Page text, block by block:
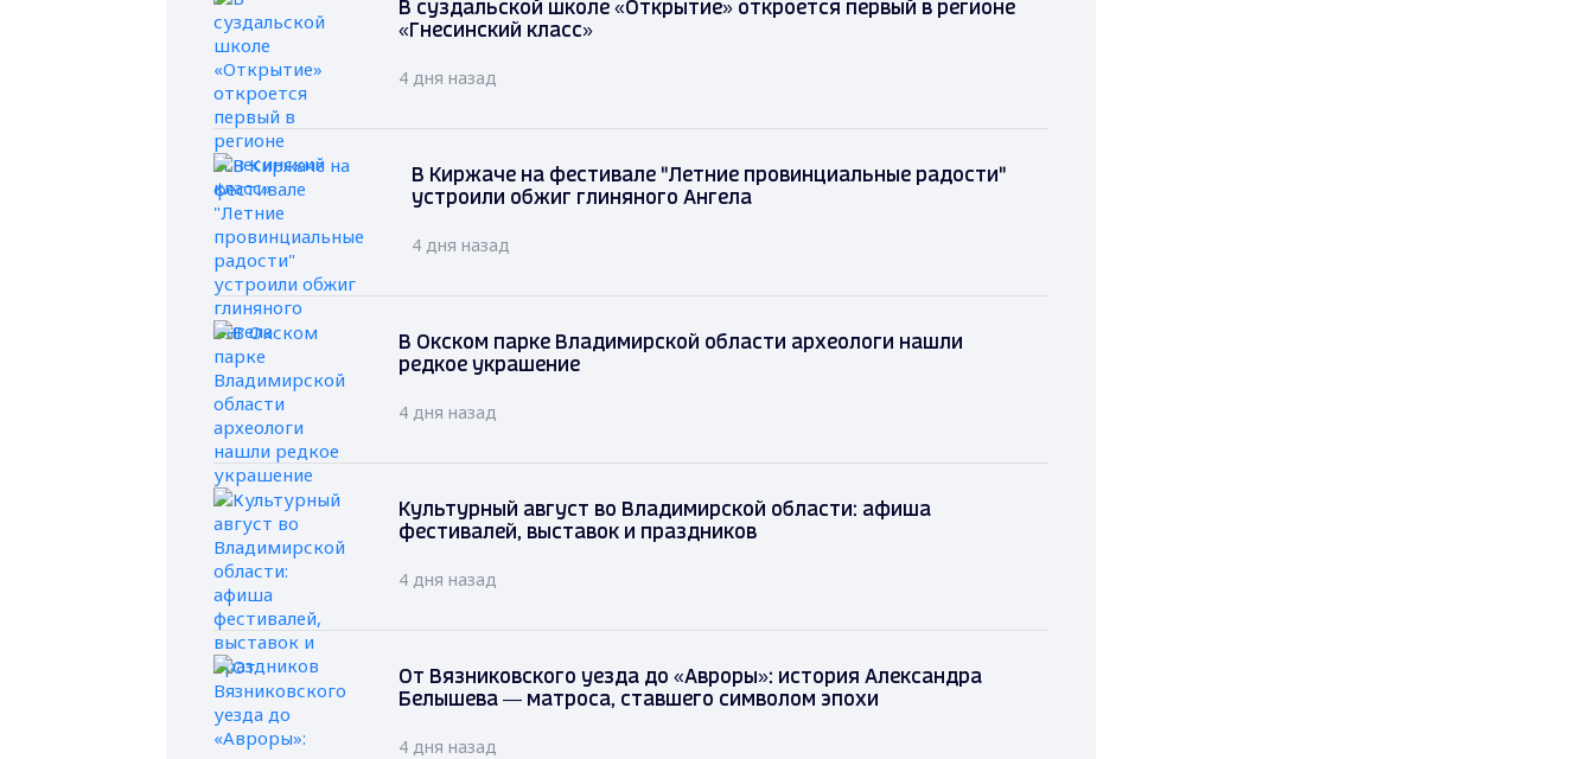
В суздальской школе «Открытие» откроется первый в регионе
«Гнесинский класс»
4 дня назад
В Киржаче на фестивале "Летние провинциальные радости"
устроили обжиг глиняного Ангела
4 дня назад
В Окском парке Владимирской области археологи нашли
редкое украшение
4 дня назад
Культурный август во Владимирской области: афиша
фестивалей, выставок и праздников
4 дня назад
От Вязниковского уезда до «Авроры»: история Александра
Белышева — матроса, ставшего символом эпохи
4 дня назад